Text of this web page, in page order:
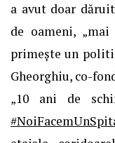
a avut doar
de oameni,
primește un
Gheorghiu, co-
„10 ani de